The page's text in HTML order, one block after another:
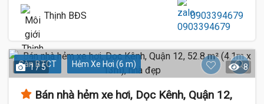
Thịnh BĐS 0903394679
Sàn BTCT Hẻm Xe Hơi (6 m)
1 / 5 8
Bán nhà hẻm xe hơi, Dọc Kênh, Quận 12,